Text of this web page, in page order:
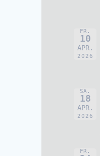
FR.
10
APR.
2026
SA.
18
APR.
2026
FR.